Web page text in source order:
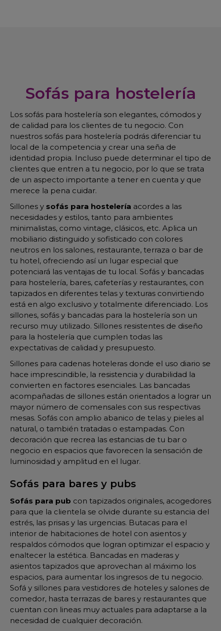
Sofás para hostelería
Los sofás para hostelería son elegantes, cómodos y
de calidad para los clientes de tu negocio. Con
nuestros sofás para hostelería podrás diferenciar tu
local de la competencia y crear una seña de
identidad propia. Incluso puede determinar el tipo de
clientes que entren a tu negocio, por lo que se trata
de un aspecto importante a tener en cuenta y que
merece la pena cuidar.
Sillones y sofás para hostelería acordes a las
necesidades y estilos, tanto para ambientes
minimalistas, como vintage, clásicos, etc. Aplica un
mobiliario distinguido y sofisticado con colores
neutros en los salones, restaurante, terraza o bar de
tu hotel, ofreciendo así un lugar especial que
potenciará las ventajas de tu local. Sofás y bancadas
para hostelería, bares, cafeterías y restaurantes, con
tapizados en diferentes telas y texturas convirtiendo
está en algo exclusivo y totalmente diferenciado. Los
sillones, sofás y bancadas para la hostelería son un
recurso muy utilizado. Sillones resistentes de diseño
para la hostelería que cumplen todas las
expectativas de calidad y presupuesto.
Sillones para cadenas hoteleras donde el uso diario se
hace imprescindible, la resistencia y durabilidad la
convierten en factores esenciales. Las bancadas
acompañadas de sillones están orientados a lograr un
mayor número de comensales con sus respectivas
mesas. Sofás con amplio abanico de telas y pieles al
natural, o también tratadas o estampadas. Con
decoración que recrea las estancias de tu bar o
negocio en espacios que favorecen la sensación de
luminosidad y amplitud en el lugar.
Sofás para bares y pubs
Sofás para pub con tapizados originales, acogedores
para que la clientela se olvide durante su estancia del
estrés, las prisas y las urgencias. Butacas para el
interior de habitaciones de hotel con asientos y
respaldos cómodos que logran optimizar el espacio y
enaltecer la estética. Bancadas en maderas y
asientos tapizados que aprovechan al máximo los
espacios, para aumentar los ingresos de tu negocio.
Sofá y sillones para vestidores de hoteles y salones de
comedor, hasta terrazas de bares y restaurantes que
cuentan con lineas muy actuales para adaptarse a la
necesidad de cualquier decoración.